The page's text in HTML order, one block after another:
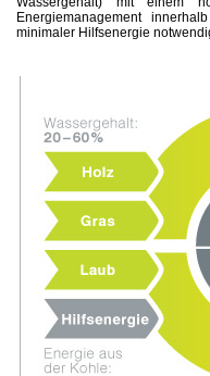
Energiemanagement
minimaler Hilfsenergie